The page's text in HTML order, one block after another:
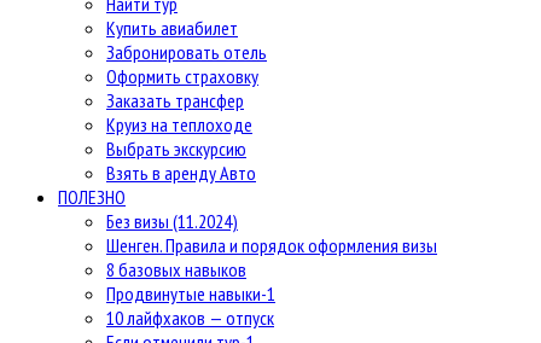
Купить авиабилет
Забронировать отель
Оформить страховку
Заказать трансфер
Круиз на теплоходе
Выбрать экскурсию
Взять в аренду Авто
ПОЛЕЗНО
Без визы (11.2024)
Шенген. Правила и порядок оформления визы
8 базовых навыков
Продвинутые навыки-1
10 лайфхаков — отпуск